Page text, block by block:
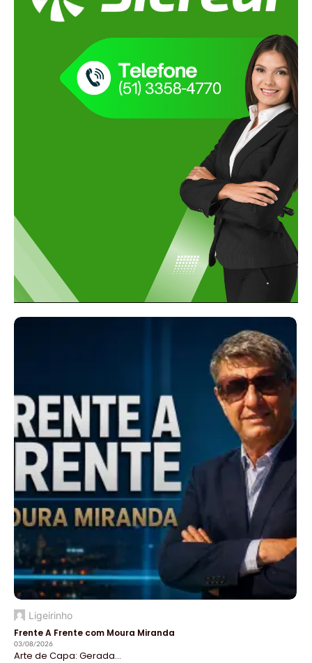
Ligeirinho
Frente A Frente com Moura Miranda
03/08/2026
Arte de Capa: Gerada...